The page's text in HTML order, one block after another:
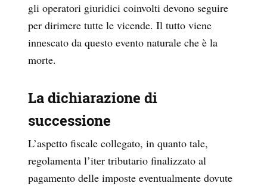
gli operatori giuridici coinvolti devono seguire
per dirimere tutte le vicende. Il tutto viene
innescato da questo evento naturale che è la
morte.
La dichiarazione di
successione
L’aspetto fiscale collegato, in quanto tale,
regolamenta l’iter tributario finalizzato al
pagamento delle imposte eventualmente dovute